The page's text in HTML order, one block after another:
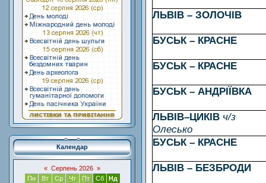
Календар
« Серпень 2026 »
Пн
Вт Ср Чт Пт Сб
Нд
ЛЬВІВ – ЗОЛОЧІВ
БУСЬК – КРАСНЕ
БУСЬК – КРАСНЕ
БУСЬК – АНДРІЇВКА
ЛЬВІВ–ЦИКІВ ч/з
Олесько
БУСЬК – КРАСНЕ
ЛЬВІВ – БЕЗБРОДИ